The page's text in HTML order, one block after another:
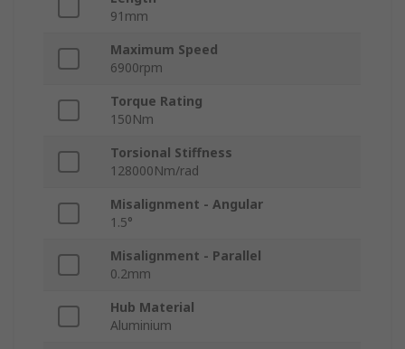
91mm
Maximum Speed
6900rpm
Torque Rating
150Nm
Torsional Stiffness
128000Nm/rad
Misalignment - Angular
1.5°
Misalignment - Parallel
0.2mm
Hub Material
Aluminium